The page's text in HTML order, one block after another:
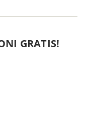
GRATIS!